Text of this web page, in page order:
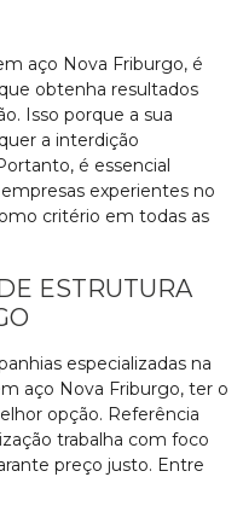
aço Nova Friburgo, é
obtenha resultados
Isso porque a sua
a interdição
é essencial
experientes no
critério em todas as
ESTRUTURA
especializadas na
aço Nova Friburgo, ter o
opção. Referência
trabalha com foco
preço justo. Entre